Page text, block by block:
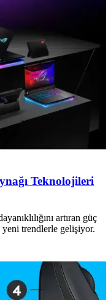
Teknolojileri
artıran güç
trendlerle gelişiyor.